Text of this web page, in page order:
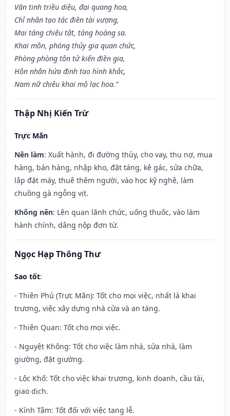
Văn tinh triều diệu, đại quang hoa,
Chỉ nhân tạo tác điền tài vượng,
Mai táng chiêu tật, táng hoàng sa.
Khai môn, phóng thủy gia quan chức,
Phòng phòng tôn tử kiến điền gia,
Hôn nhân hứa định tao hình khắc,
Nam nữ chiêu khai mộ lạc hoa.”
Thập Nhị Kiến Trừ
Trực Mãn
Nên làm: Xuất hành, đi đường thủy, cho vay, thu nợ, mua
hàng, bán hàng, nhập kho, đặt táng, kê gác, sửa chữa,
lắp đặt máy, thuê thêm người, vào học kỹ nghệ, làm
chuồng gà ngỗng vịt.
Không nên: Lên quan lãnh chức, uống thuốc, vào làm
hành chính, dâng nộp đơn từ.
Ngọc Hạp Thông Thư
Sao tốt:
- Thiên Phú (Trực Mãn): Tốt cho mọi việc, nhất là khai
trương, việc xây dựng nhà cửa và an táng.
- Thiên Quan: Tốt cho mọi việc.
- Nguyệt Không: Tốt cho việc làm nhà, sửa nhà, làm
giường, đặt giường.
- Lộc Khố: Tốt cho việc khai trương, kinh doanh, cầu tài,
giao dịch.
- Kính Tâm: Tốt đối với việc tang lễ.